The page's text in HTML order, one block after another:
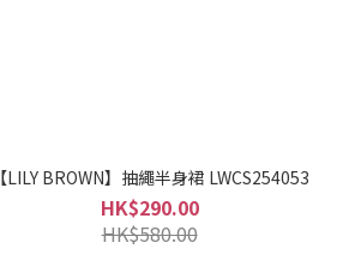
【LILY BROWN】抽繩半身裙 LWCS254053
HK$290.00
HK$580.00